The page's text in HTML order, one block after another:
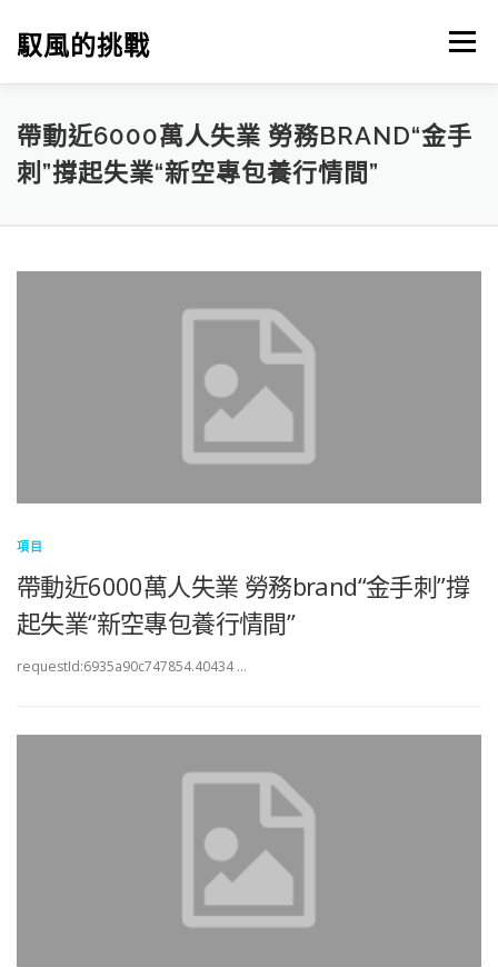
馭風的挑戰 選單
帶動近6000萬人失業 勞務BRAND“金手
刺”撐起失業“新空專包養行情間”
項目
帶動近6000萬人失業 勞務brand“金手刺”撐
起失業“新空專包養行情間”
requestId:6935a90c747854.40434 …